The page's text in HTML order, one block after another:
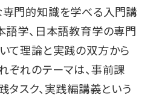
専門的知識を学べる入門講
語学、日本語教育学の専門
て理論と実践の双方から
ぞれのテーマは、事前課
タスク、実践編講義という